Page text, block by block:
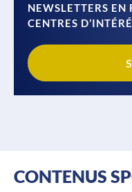
NEWSLETTERS
CENTRES
CONTENUS